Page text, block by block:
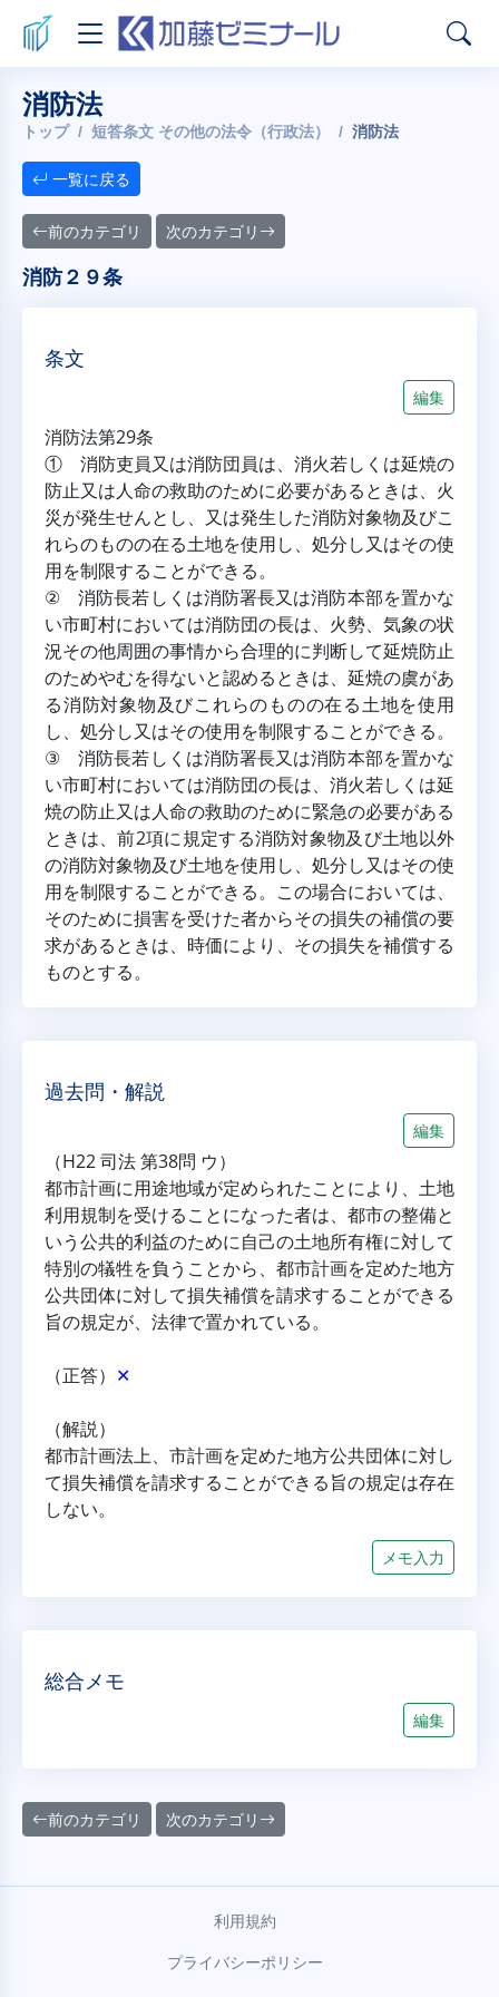
消防法
トップ 短答条文 その他の法令（行政法） 消防法
一覧に戻る
前のカテゴリ 次のカテゴリ
消防２９条
条文
編集
消防法第29条
① 消防吏員又は消防団員は、消火若しくは延焼の
防止又は人命の救助のために必要があるときは、火
災が発生せんとし、又は発生した消防対象物及びこ
れらのものの在る土地を使用し、処分し又はその使
用を制限することができる。
② 消防長若しくは消防署長又は消防本部を置かな
い市町村においては消防団の長は、火勢、気象の状
況その他周囲の事情から合理的に判断して延焼防止
のためやむを得ないと認めるときは、延焼の虞があ
る消防対象物及びこれらのものの在る土地を使用
し、処分し又はその使用を制限することができる。
③ 消防長若しくは消防署長又は消防本部を置かな
い市町村においては消防団の長は、消火若しくは延
焼の防止又は人命の救助のために緊急の必要がある
ときは、前2項に規定する消防対象物及び土地以外
の消防対象物及び土地を使用し、処分し又はその使
用を制限することができる。この場合においては、
そのために損害を受けた者からその損失の補償の要
求があるときは、時価により、その損失を補償する
ものとする。
過去問・解説
編集
（H22 司法 第38問 ウ）
都市計画に用途地域が定められたことにより、土地
利用規制を受けることになった者は、都市の整備と
いう公共的利益のために自己の土地所有権に対して
特別の犠牲を負うことから、都市計画を定めた地方
公共団体に対して損失補償を請求することができる
旨の規定が、法律で置かれている。
（正答） ✕
（解説）
都市計画法上、市計画を定めた地方公共団体に対し
て損失補償を請求することができる旨の規定は存在
しない。
メモ入力
総合メモ
編集
前のカテゴリ 次のカテゴリ
利用規約
プライバシーポリシー